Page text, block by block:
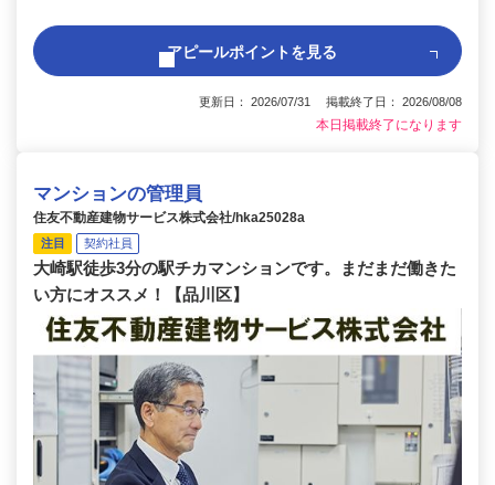
アピールポイントを見る
更新日： 2026/07/31 掲載終了日： 2026/08/08
本日掲載終了になります
マンションの管理員
住友不動産建物サービス株式会社/hka25028a
注目 契約社員
大崎駅徒歩3分の駅チカマンションです。まだまだ働きた
い方にオススメ！【品川区】